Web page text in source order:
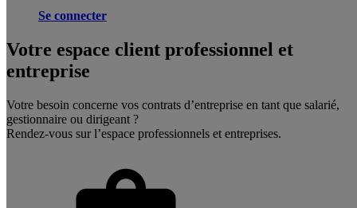
Se connecter
Votre espace client professionnel et
entreprise
Votre besoin concerne vos contrats d’entreprise en tant que salarié,
gestionnaire ou dirigeant ?
Rendez-vous sur l’espace professionnels et entreprises.